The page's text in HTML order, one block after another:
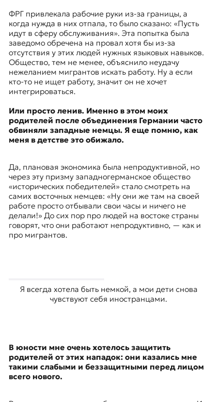
ФРГ привлекала рабочие руки из-за границы, а
когда нужда в них отпала, то было сказано: «Пусть
идут в сферу обслуживания». Эта попытка была
заведомо обречена на провал хотя бы из-за
отсутствия у этих людей нужных языковых навыков.
Общество, тем не менее, объяснило неудачу
нежеланием мигрантов искать работу. Ну а если
кто-то не ищет работу, значит он не хочет
интегрироваться.
Или просто ленив. Именно в этом моих
родителей после объединения Германии часто
обвиняли западные немцы. Я еще помню, как
меня в детстве это обижало.
Да, плановая экономика была непродуктивной, но
через эту призму западногерманское общество
«исторических победителей» стало смотреть на
самих восточных немцев: «Ну они же там на своей
работе просто отбывали свои часы и ничего не
делали!» До сих пор про людей на востоке страны
говорят, что они работают непродуктивно, — как и
про мигрантов.
Я всегда хотела быть немкой, а мои дети снова
чувствуют себя иностранцами.
В юности мне очень хотелось защитить
родителей от этих нападок: они казались мне
такими слабыми и беззащитными перед лицом
всего нового.